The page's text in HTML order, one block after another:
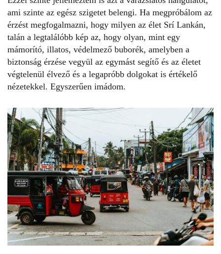
ami szinte az egész szigetet belengi. Ha megpróbálom az
érzést megfogalmazni, hogy milyen az élet Srí Lankán,
talán a legtalálóbb kép az, hogy olyan, mint egy
mámorító, illatos, védelmező buborék, amelyben a
biztonság érzése vegyül az egymást segítő és az életet
végtelenül élvező és a legapróbb dolgokat is értékelő
nézetekkel. Egyszerűen imádom.